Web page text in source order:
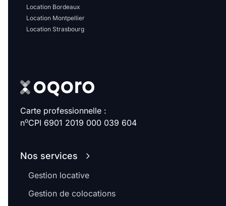
Location Bordeaux
Location Montpellier
Location Strasbourg
Carte professionnelle :
noCPI 6901 2019 000 039 604
Nos services
Gestion locative
Gestion de colocations